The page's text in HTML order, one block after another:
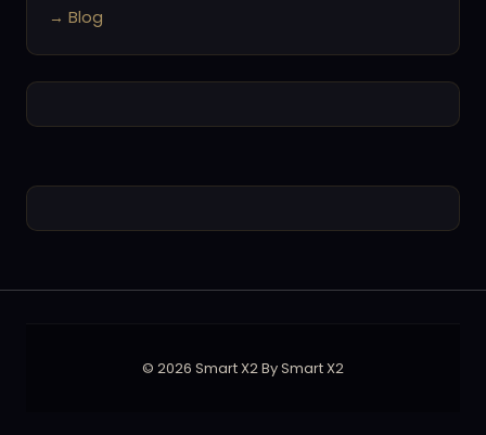
→ Blog
© 2026 Smart X2 By Smart X2